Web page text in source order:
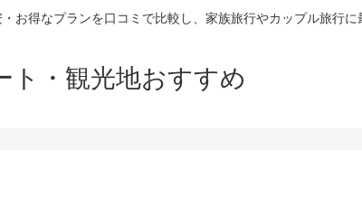
得なプランを口コミで比較し、家族旅行やカップル旅行に
ト・観光地おすすめ